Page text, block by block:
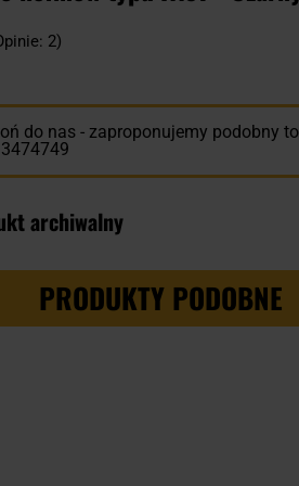
2)
do nas - zaproponujemy podobny
archiwalny
PRODUKTY PODOBNE